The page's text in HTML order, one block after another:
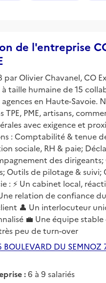
de l'entreprise
par Olivier Chavanel, CO
taille humaine de 15
en Haute-Savoie.
TPE, PME, artisans,
avec exigence et
: Comptabilité & tenue
sociale, RH & paie;
des dirigeants;
Outils de pilotage & suivi;
: ⚡ Un cabinet local,
relation de confiance
👤 Un interlocuteur
💼 Une équipe stable
peu de turn-over
BOULEVARD DU SEMNOZ
:6 à 9 salariés